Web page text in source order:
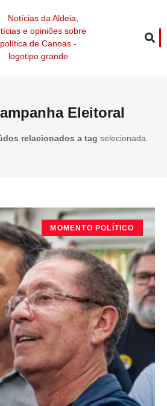
Eleitoral
relacionados a tag selecionada.
MOMENTO POLÍTICO